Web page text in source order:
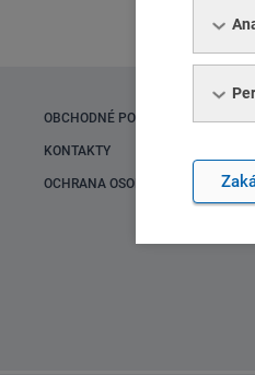
OBCHODNÉ PODMIENKY
KONTAKTY
OCHRANA OSOBNÝCH ÚDAJOV